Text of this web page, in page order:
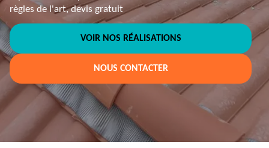
règles de l'art, devis gratuit
VOIR NOS RÉALISATIONS
NOUS CONTACTER